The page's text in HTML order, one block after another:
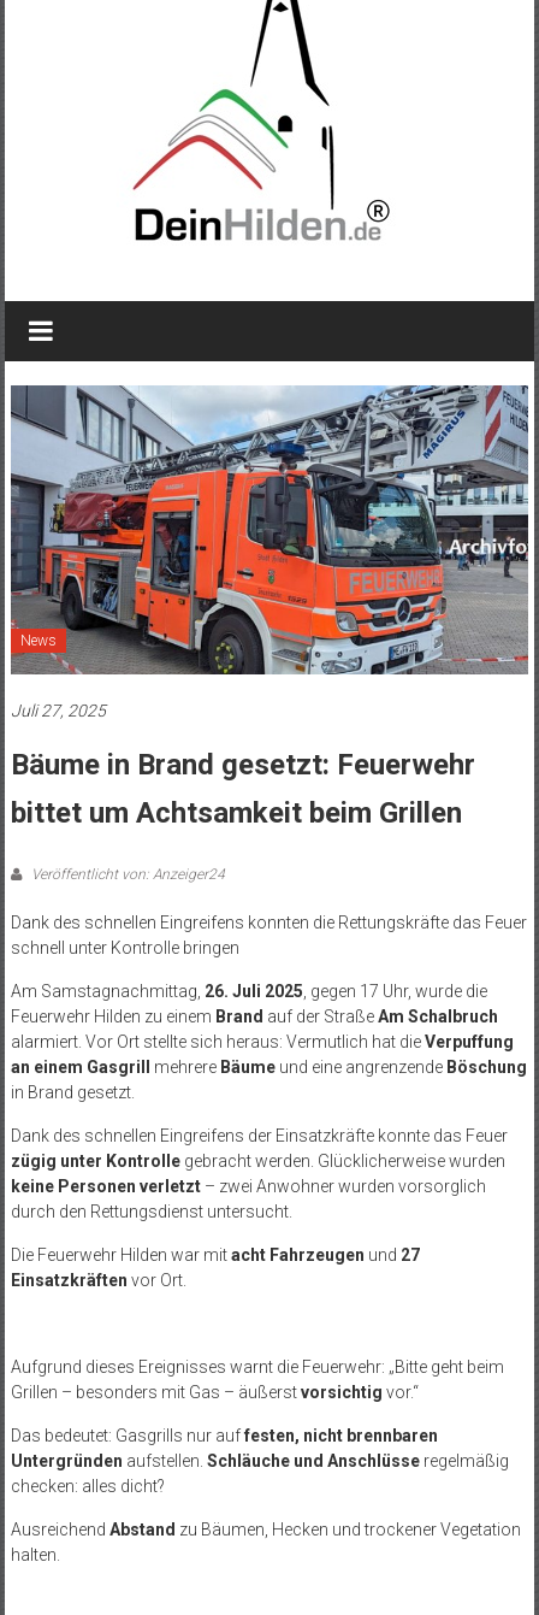
News
Juli 27, 2025
Bäume in Brand gesetzt: Feuerwehr
bittet um Achtsamkeit beim Grillen
Veröffentlicht von: Anzeiger24
Dank des schnellen Eingreifens konnten die Rettungskräfte das Feuer
schnell unter Kontrolle bringen
Am Samstagnachmittag, 26. Juli 2025, gegen 17 Uhr, wurde die
Feuerwehr Hilden zu einem Brand auf der StraßeAm Schalbruch
alarmiert. Vor Ort stellte sich heraus: Vermutlich hat dieVerpuffung
an einem Gasgrill
mehrere Bäumeund eine angrenzende Böschung
in Brand gesetzt.
Dank des schnellen Eingreifens der Einsatzkräfte konnte das Feuer
zügig unter Kontrollegebracht werden. Glücklicherweise wurden
keine Personen verletzt – zwei Anwohner wurden vorsorglich
durch den Rettungsdienst untersucht.
Die Feuerwehr Hilden war mitacht Fahrzeugen und 27
Einsatzkräften vor Ort.
Aufgrund dieses Ereignisses warnt die Feuerwehr: „Bitte geht beim
Grillen – besonders mit Gas – äußerstvorsichtig vor.“
Das bedeutet: Gasgrills nur auffesten, nicht brennbaren
Untergründen aufstellen. Schläuche und Anschlüsseregelmäßig
checken: alles dicht?
Ausreichend Abstand zu Bäumen, Hecken und trockener Vegetation
halten.